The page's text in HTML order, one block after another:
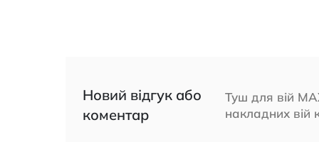
Новий відгук або
коментар
Туш для вій
накладних вій